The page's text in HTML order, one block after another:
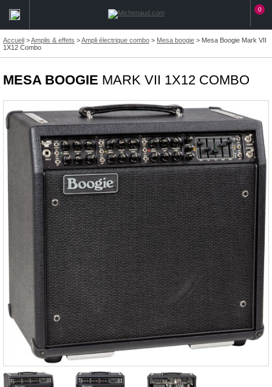
0
Accueil >Amplis & effets >Ampli électrique combo > Mesa boogie > Mesa Boogie Mark VII
1X12 Combo
MESA BOOGIE MARK VII 1X12 COMBO